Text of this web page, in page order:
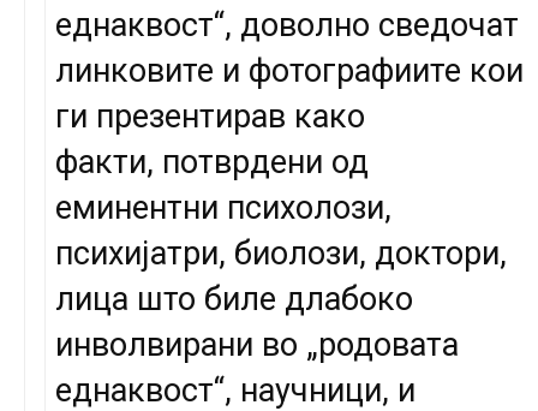
еднаквост“, доволно сведочат
линковите и фотографиите кои
ги презентирав како
факти, потврдени од
еминентни психолози,
психијатри, биолози, доктори,
лица што биле длабоко
инволвирани во „родовата
еднаквост“, научници, и